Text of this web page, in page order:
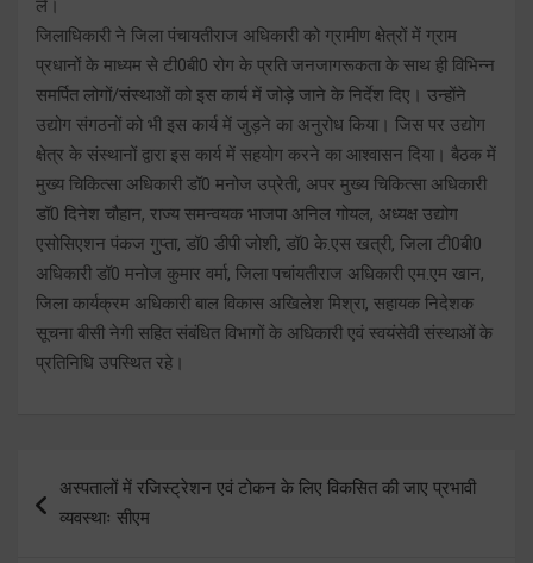
लें।
जिलाधिकारी ने जिला पंचायतीराज अधिकारी को ग्रामीण क्षेत्रों में ग्राम
प्रधानों के माध्यम से टी0बी0 रोग के प्रति जनजागरूकता के साथ ही विभिन्न
समर्पित लोगों/संस्थाओं को इस कार्य में जोड़े जाने के निर्देश दिए। उन्होंने
उद्योग संगठनों को भी इस कार्य में जुड़ने का अनुरोध किया। जिस पर उद्योग
क्षेत्र के संस्थानों द्वारा इस कार्य में सहयोग करने का आश्वासन दिया। बैठक में
मुख्य चिकित्सा अधिकारी डॉ0 मनोज उप्रेती, अपर मुख्य चिकित्सा अधिकारी
डॉ0 दिनेश चौहान, राज्य समन्वयक भाजपा अनिल गोयल, अध्यक्ष उद्योग
एसोसिएशन पंकज गुप्ता, डॉ0 डीपी जोशी, डॉ0 के.एस खत्री, जिला टी0बी0
अधिकारी डॉ0 मनोज कुमार वर्मा, जिला पचांयतीराज अधिकारी एम.एम खान,
जिला कार्यक्रम अधिकारी बाल विकास अखिलेश मिश्रा, सहायक निदेशक
सूचना बीसी नेगी सहित संबंधित विभागों के अधिकारी एवं स्वयंसेवी संस्थाओं के
प्रतिनिधि उपस्थित रहे।
navigation
अस्पतालों में रजिस्ट्रेशन एवं टोकन के लिए विकसित की जाए प्रभावी
व्यवस्थाः सीएम